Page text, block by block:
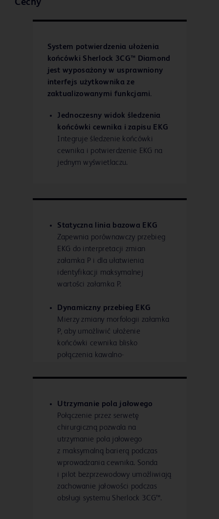
Cechy
System potwierdzenia ułożenia
końcówki Sherlock 3CG™ Diamond
jest wyposażony w usprawniony
interfejs użytkownika ze
zaktualizowanymi funkcjami.
Jednoczesny widok śledzenia
końcówki cewnika i zapisu EKG
Integruje śledzenie końcówki
cewnika i potwierdzenie EKG na
jednym wyświetlaczu.
Statyczna linia bazowa EKG
Zapewnia porównawczy przebieg
EKG do interpretacji zmian
załamka P i dla ułatwienia
identyfikacji maksymalnej
wartości załamka P.
Dynamiczny przebieg EKG
Mierzy zmiany morfologii załamka
P, aby umożliwić ułożenie
końcówki cewnika blisko
połączenia kawalno-
Utrzymanie pola jałowego
Połączenie przez serwetę
chirurgiczną pozwala na
utrzymanie pola jałowego
z maksymalną barierą podczas
wprowadzania cewnika. Sonda
i pilot bezprzewodowy umożliwiają
zachowanie jałowości podczas
obsługi systemu Sherlock 3CG™.